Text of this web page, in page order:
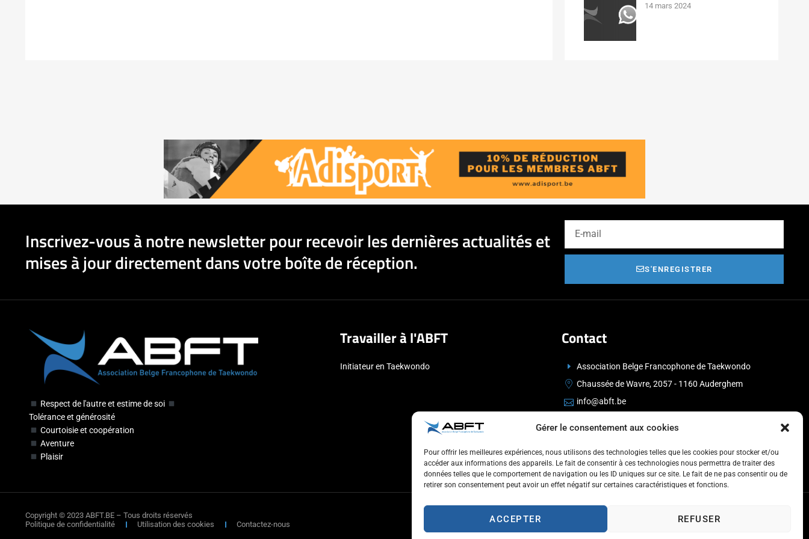
Gérer le consentement aux cookies
Pour offrir les meilleures expériences, nous utilisons des technologies telles que les cookies pour stocker et/ou
accéder aux informations des appareils. Le fait de consentir à ces technologies nous permettra de traiter des
données telles que le comportement de navigation ou les ID uniques sur ce site. Le fait de ne pas consentir ou de
retirer son consentement peut avoir un effet négatif sur certaines caractéristiques et fonctions.
ACCEPTER REFUSER
14 mars 2024
Inscrivez-vous à notre newsletter pour recevoir les dernières actualités et
mises à jour directement dans votre boîte de réception.
S'ENREGISTRER
Respect de l'autre et estime de soi
Tolérance et générosité
Courtoisie et coopération
Aventure
Plaisir
Travailler à l'ABFT
Initiateur en Taekwondo
Contact
Association Belge Francophone de Taekwondo
Chaussée de Wavre, 2057 - 1160 Auderghem
info@abft.be
Copyright © 2023 ABFT.BE – Tous droits réservés
Politique de confidentialité
Utilisation des cookies Contactez-nous